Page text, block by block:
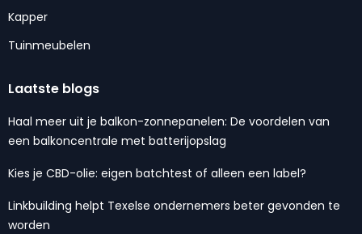
Kapper
Tuinmeubelen
Laatste blogs
Haal meer uit je balkon-zonnepanelen: De voordelen van
een balkoncentrale met batterijopslag
Kies je CBD-olie: eigen batchtest of alleen een label?
Linkbuilding helpt Texelse ondernemers beter gevonden te
worden